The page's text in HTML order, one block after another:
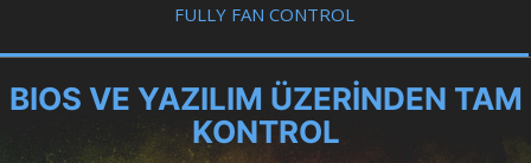
FULLY FAN CONTROL
BIOS VE YAZILIM ÜZERİNDEN TAM
KONTROL